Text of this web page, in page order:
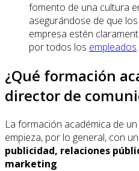
fomento de una cultura
asegurándose de que
empresa estén
por todos los empleados.
¿Qué formación
director de
La formación académica de
empieza, por lo general, con un
publicidad, relaciones
marketing.